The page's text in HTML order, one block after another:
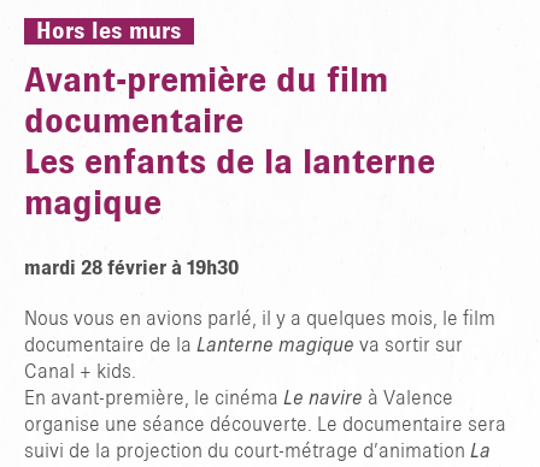
Hors les murs
Avant-première du film
documentaire
Les enfants de la lanterne
magique
mardi 28 février à 19h30
Nous vous en avions parlé, il y a quelques mois, le film
documentaire de la Lanterne magique va sortir sur
Canal + kids.
En avant-première, le cinéma Le navire à Valence
organise une séance découverte. Le documentaire sera
suivi de la projection du court-métrage d’animation La